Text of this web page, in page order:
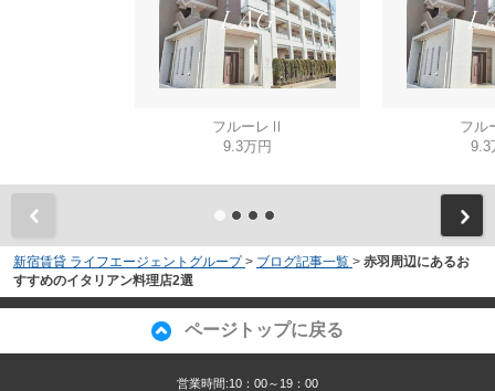
フルーレⅡ
9.3万円
フル
9.3
新宿賃貸 ライフエージェントグループ > ブログ記事一覧 > 赤羽周辺にあるお
すすめのイタリアン料理店2選
ページトップに戻る
営業時間:10：00～19：00